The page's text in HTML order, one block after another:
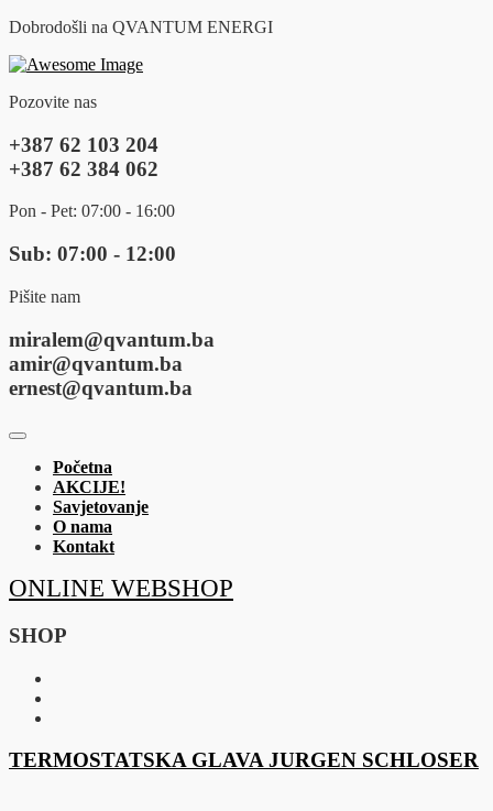
Dobrodošli na QVANTUM ENERGI
Pozovite nas
+387 62 103 204
+387 62 384 062
Pon - Pet: 07:00 - 16:00
Sub: 07:00 - 12:00
Pišite nam
miralem@qvantum.ba
amir@qvantum.ba
ernest@qvantum.ba
Početna
AKCIJE!
Savjetovanje
O nama
Kontakt
ONLINE WEBSHOP
SHOP
TERMOSTATSKA GLAVA JURGEN SCHLOSER